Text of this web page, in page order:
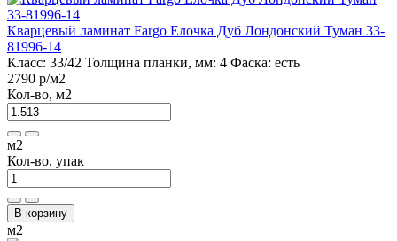
Кварцевый ламинат Fargo Елочка Дуб Лондонский Туман 33-
81996-14
Класс: 33/42 Толщина планки, мм: 4 Фаска: есть
2790 р/м2
Кол-во, м2
м2
Кол-во, упак
В корзину
м2